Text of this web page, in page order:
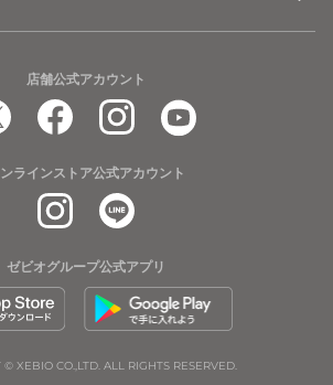
店舗公式アカウント
ラインストア公式アカウント
ゼビオグループ公式アプリ
© XEBIO CO.,LTD. ALL RIGHTS RESERVED.